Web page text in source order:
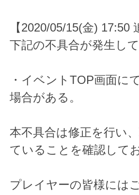
【2020/05/15(金) 17:50
下記の不具合が発生し
・イベントTOP画面に
場合がある。
本不具合は修正を行い
ていることを確認して
プレイヤーの皆様には